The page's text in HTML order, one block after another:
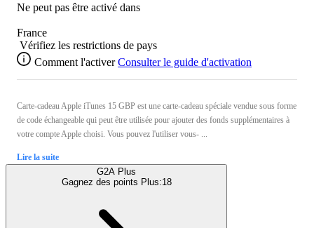
Ne peut pas être activé dans
France
Vérifiez les restrictions de pays
Comment l'activer Consulter le guide d'activation
Carte-cadeau Apple iTunes 15 GBP est une carte-cadeau spéciale vendue sous forme
de code échangeable qui peut être utilisée pour ajouter des fonds supplémentaires à
votre compte Apple choisi. Vous pouvez l'utiliser vous- ...
Lire la suite
G2A Plus
Gagnez des points Plus:18